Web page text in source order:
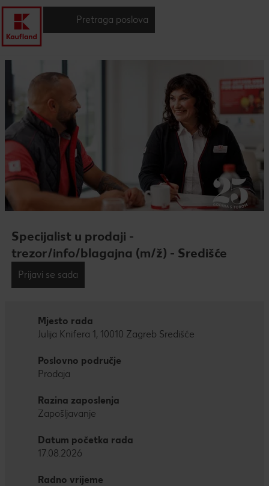
Pretraga poslova
Specijalist u prodaji -
trezor/info/blagajna (m/ž) - Središće
Prijavi se sada
Mjesto rada
Julija Knifera 1, 10010 Zagreb Središće
Poslovno područje
Prodaja
Razina zaposlenja
Zapošljavanje
Datum početka rada
17.08.2026
Radno vrijeme